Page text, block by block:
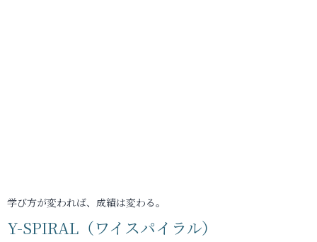
学び方が変われば、成績は変わる。
Y-SPIRAL（ワイスパイラル）